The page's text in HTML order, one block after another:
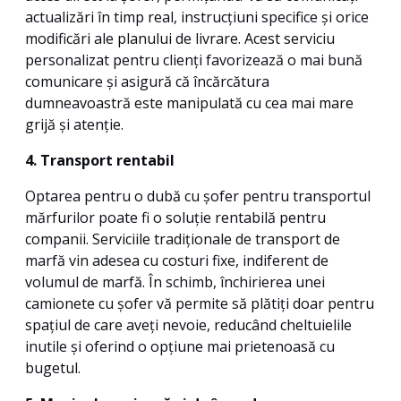
actualizări în timp real, instrucțiuni specifice și orice
modificări ale planului de livrare. Acest serviciu
personalizat pentru clienți favorizează o mai bună
comunicare și asigură că încărcătura
dumneavoastră este manipulată cu cea mai mare
grijă și atenție.
4. Transport rentabil
Optarea pentru o dubă cu șofer pentru transportul
mărfurilor poate fi o soluție rentabilă pentru
companii. Serviciile tradiționale de transport de
marfă vin adesea cu costuri fixe, indiferent de
volumul de marfă. În schimb, închirierea unei
camionete cu șofer vă permite să plătiți doar pentru
spațiul de care aveți nevoie, reducând cheltuielile
inutile și oferind o opțiune mai prietenoasă cu
bugetul.